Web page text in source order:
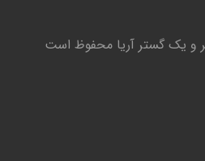
و یک گستر آریا محفوظ است